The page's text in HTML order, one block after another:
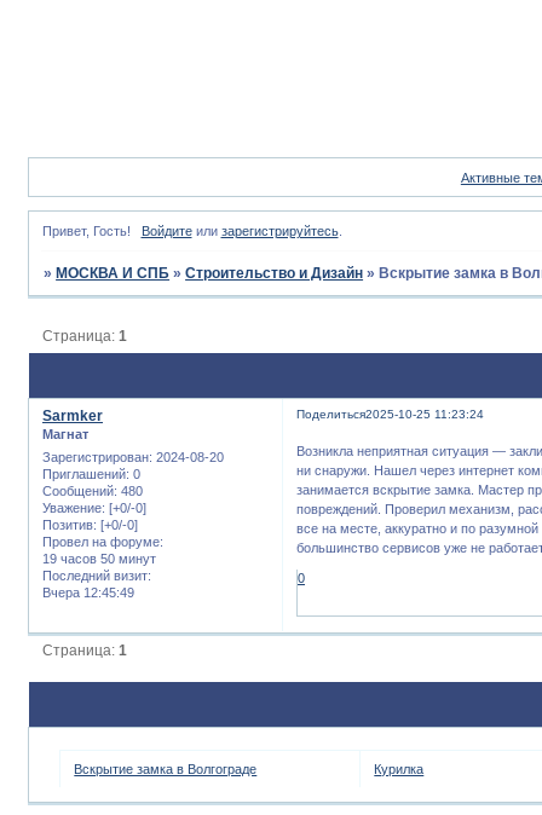
Активные
Привет, Гость! Войдитеили зарегистрируйтесь.
» МОСКВА И СПБ »Строительство и Дизайн » Вскрытие замка в
Страница:1
Поделиться2025-10-25 11:23:24
Sarmker
Магнат
Зарегистрирован: 2024-08-20
Приглашений: 0
Сообщений: 480
Уважение: [+0/-0]
Позитив: [+0/-0]
Провел на форуме:
19 часов 50 минут
Последний визит:
Вчера 12:45:49
Возникла неприятная ситуация —
ни снаружи. Нашел через интернет
занимается вскрытие замка. Мастер
повреждений. Проверил механизм,
все на месте, аккуратно и по
большинство сервисов уже не
0
Страница:1
Вскрытие замка в Волгограде Курилка